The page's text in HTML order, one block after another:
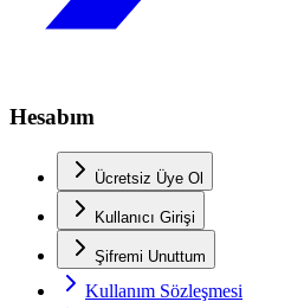
Hesabım
Ücretsiz Üye Ol
Kullanıcı Girişi
Şifremi Unuttum
Kullanım Sözleşmesi